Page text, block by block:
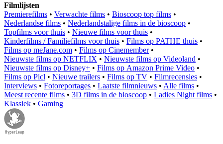
Filmlijsten
Premierefilms • Verwachte films • Bioscoop top films •
Nederlandse films • Nederlandstalige films in de bioscoop •
Topfilms voor thuis • Nieuwe films voor thuis •
Kinderfilms / Familiefilms voor thuis • Films op PATHE thuis •
Films op meJane.com • Films op Cinemember•
Nieuwste films op NETFLIX • Nieuwste films op Videoland •
Nieuwste films op Disney+ • Films op Amazon Prime Video •
Films op Picl • Nieuwe trailers • Films op TV • Filmrecensies •
Interviews • Fotoreportages • Laatste filmnieuws • Alle films •
Meest recente films • 3D films in de bioscoop • Ladies Night films •
Klassiek • Gaming